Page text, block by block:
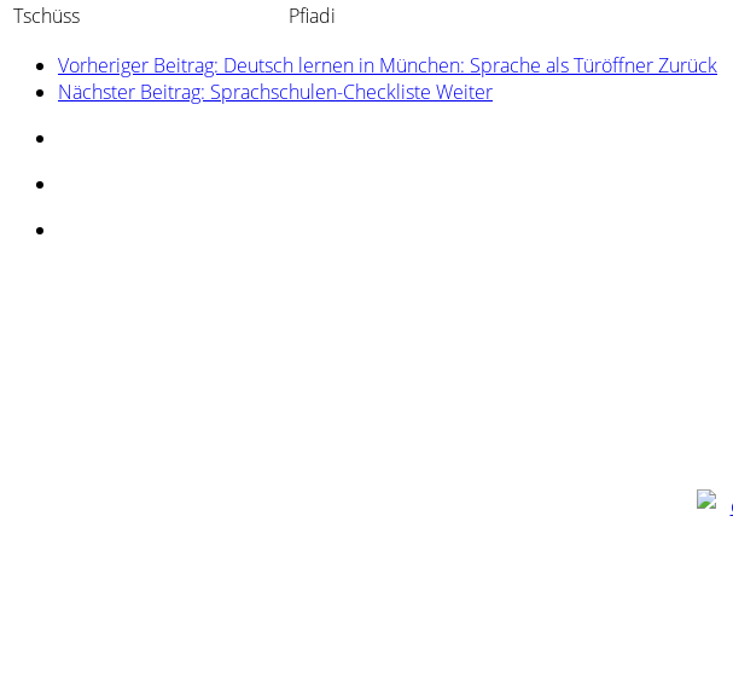
Tschüss
Pfiadi
Vorheriger Beitrag: Deutsch lernen in München: Sprache als TüröffnerZurück
Nächster Beitrag: Sprachschulen-Checkliste Weiter